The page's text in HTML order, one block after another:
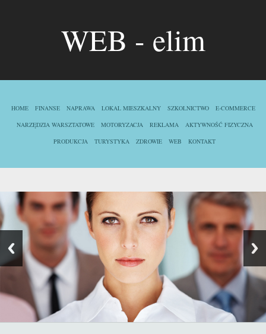
WEB - elim
HOME FINANSE NAPRAWA LOKAL MIESZKALNY SZKOLNICTWO
E-COMMERCE
NARZĘDZIA WARSZTATOWE
MOTORYZACJA REKLAMA
AKTYWNOŚĆ FIZYCZNA
PRODUKCJA
TURYSTYKA ZDROWIE WEB KONTAKT